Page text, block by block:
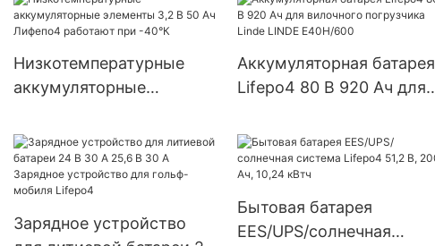
Низкотемпературные
аккумуляторные
Лифепо4 работают при
-40°К
Аккумуляторная батарея
Lifepo4 80 В 920 Ач для
Linde LINDE E40H/600
Зарядное устройство
Бытовая батарея
EES/UPS/солнечная